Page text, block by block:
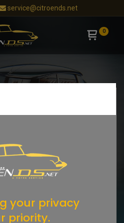
service@citroends.net
0
your privacy
priority.